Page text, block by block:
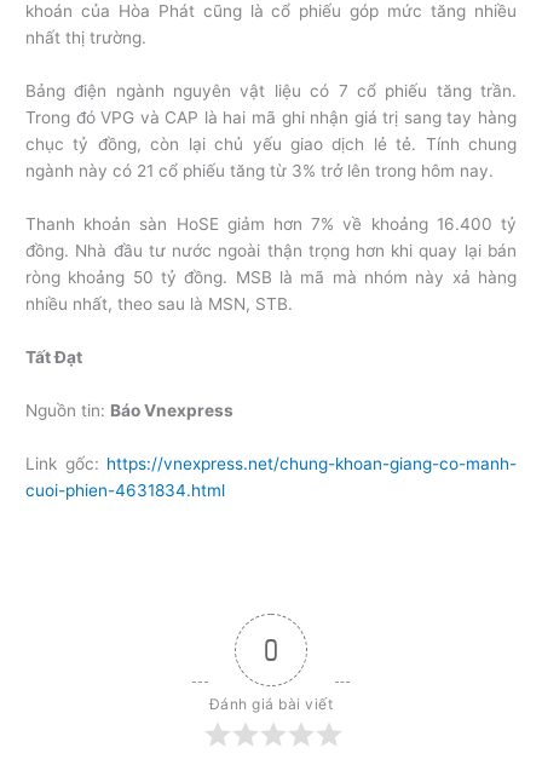
khoán của Hòa Phát cũng là cổ phiếu góp mức tăng nhiều
nhất thị trường.
Bảng điện ngành nguyên vật liệu có 7 cổ phiếu tăng trần.
Trong đó VPG và CAP là hai mã ghi nhận giá trị sang tay hàng
chục tỷ đồng, còn lại chủ yếu giao dịch lẻ tẻ. Tính chung
ngành này có 21 cổ phiếu tăng từ 3% trở lên trong hôm nay.
Thanh khoản sàn HoSE giảm hơn 7% về khoảng 16.400 tỷ
đồng. Nhà đầu tư nước ngoài thận trọng hơn khi quay lại bán
ròng khoảng 50 tỷ đồng. MSB là mã mà nhóm này xả hàng
nhiều nhất, theo sau là MSN, STB.
Tất Đạt
Nguồn tin: Báo Vnexpress
Link gốc: https://vnexpress.net/chung-khoan-giang-co-manh-
cuoi-phien-4631834.html
0
Đánh giá bài viết